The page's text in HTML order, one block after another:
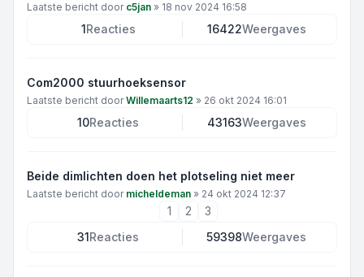
Laatste bericht door c5jan » 18 nov 2024 16:58
1Reacties 16422Weergaves
Com2000 stuurhoeksensor
Laatste bericht doorWillemaarts12 » 26 okt 2024 16:01
10Reacties 43163Weergaves
Beide dimlichten doen het plotseling niet meer
Laatste bericht door micheldeman » 24 okt 2024 12:37
1 2
3
31Reacties 59398Weergaves